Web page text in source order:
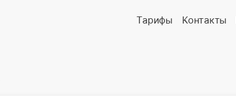
Тарифы Контакты